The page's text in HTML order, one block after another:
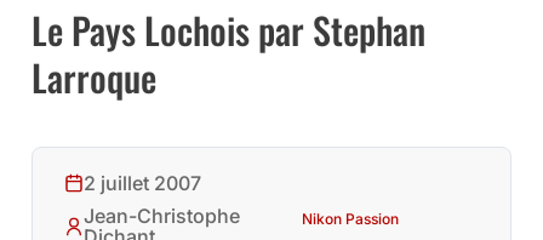
Le Pays Lochois par Stephan
Larroque
2 juillet 2007
Jean-Christophe
Nikon Passion